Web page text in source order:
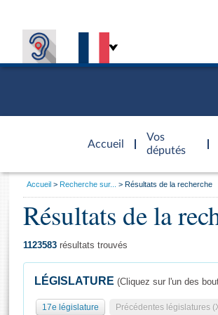
Accueil
d'accueil
Vos
députés
Général
Vous
Accueil Recherche sur... Résultats de la recherche
Résultats de la
1123583 résultats trouvés
LÉGISLATURE (Cliquez sur l'un des
17e législature Précédentes législatures